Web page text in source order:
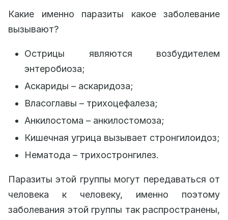
Какие именно паразиты какое заболевание
вызывают?
Острицы являются возбудителем
энтеробиоза;
Аскариды – аскаридоза;
Власоглавы – трихоцефалеза;
Анкилостома – анкилостомоза;
Кишечная угрица вызывает стронгилоидоз;
Нематода – трихостронгилез.
Паразиты этой группы могут передаваться от
человека к человеку, именно поэтому
заболевания этой группы так распространены,